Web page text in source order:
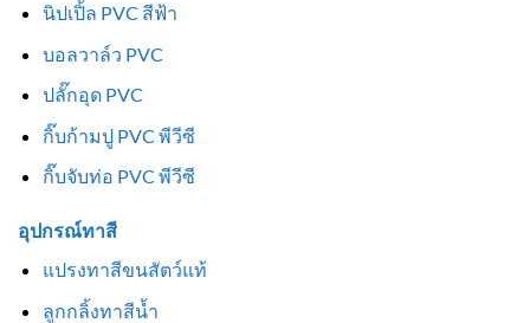
นิปเปิ้ล PVC สีฟ้า
บอลวาล์ว PVC
ปลั๊กอุด PVC
กิ๊บก้ามปู PVC พีวีซี
กิ๊บจับท่อ PVC พีวีซี
อุปกรณ์ทาสี
แปรงทาสีขนสัตว์แท้
ลูกกลิ้งทาสีน้ำ